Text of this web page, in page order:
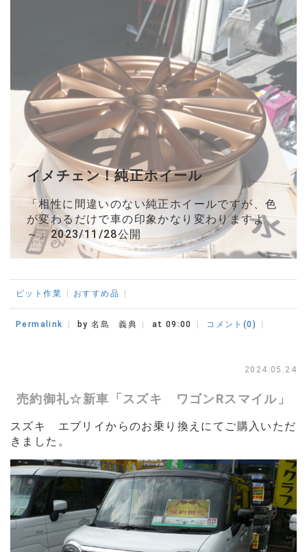
イメチェン！純正ホイール
「相性に間違いのない純正ホイールですが、色
が変わるだけで車の印象かなり変わりますよ
～」2023/11/28公開
ピット作業 おすすめ品
Permalink by 名島 義典 at 09:00 コメント(0)
2024.05.24
売約御礼☆新車「スズキ ワゴンRスマイル」
スズキ エブリイからのお乗り換えにてご購入いただ
きました。